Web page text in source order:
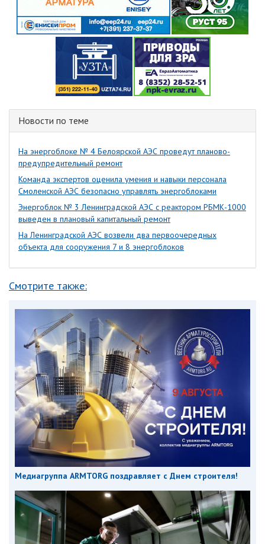
Новости по теме
На энергоблоке № 4 Белоярской АЭС проведут планово-
предупредительный ремонт
Команда экспертов оценила умения и навыки персонала
Смоленской АЭС безопасно управлять энергоблоками
Энергоблок № 3 Ленинградской АЭС с реактором РБМК-1000
выведен в плановый капитальный ремонт
На Ленинградской АЭС возвели два первоочередных
объекта для сооружения 7 и 8 энергоблоков
Смотрите также:
Медиагруппа ARMTORG поздравляет с Днем строителя!